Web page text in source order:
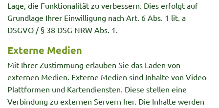
Lage, die Funktionalität zu verbessern. Dies erfolgt auf
Grundlage Ihrer Einwilligung nach Art. 6 Abs. 1 lit. a
DSGVO / § 38 DSG NRW Abs. 1.
Externe Medien
Mit Ihrer Zustimmung erlauben Sie das Laden von
externen Medien. Externe Medien sind Inhalte von Video-
Plattformen und Kartendiensten. Diese stellen eine
Verbindung zu externen Servern her. Die Inhalte werden